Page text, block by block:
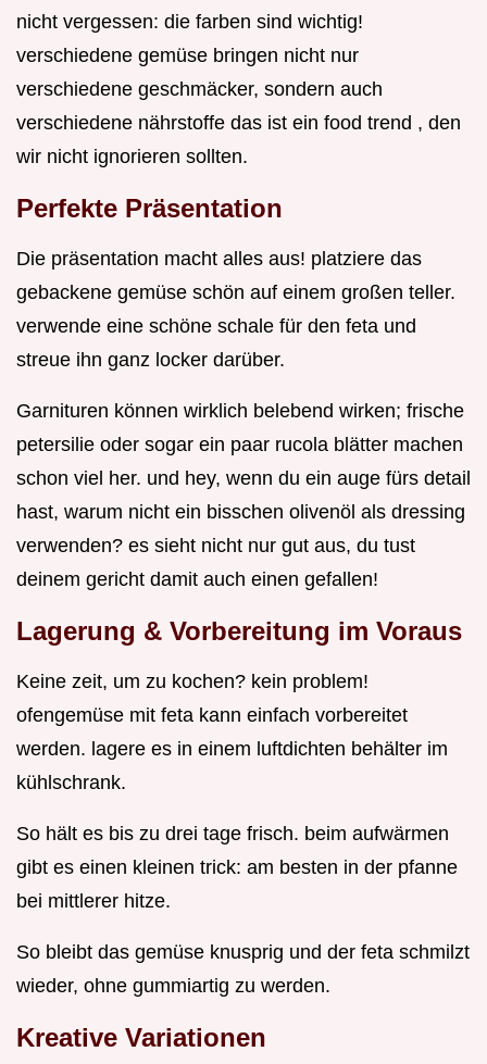
nicht vergessen: die farben sind wichtig!
verschiedene gemüse bringen nicht nur
verschiedene geschmäcker, sondern auch
verschiedene nährstoffe das ist ein food trend , den
wir nicht ignorieren sollten.
Perfekte Präsentation
Die präsentation macht alles aus! platziere das
gebackene gemüse schön auf einem großen teller.
verwende eine schöne schale für den feta und
streue ihn ganz locker darüber.
Garnituren können wirklich belebend wirken; frische
petersilie oder sogar ein paar rucola blätter machen
schon viel her. und hey, wenn du ein auge fürs detail
hast, warum nicht ein bisschen olivenöl als dressing
verwenden? es sieht nicht nur gut aus, du tust
deinem gericht damit auch einen gefallen!
Lagerung & Vorbereitung im Voraus
Keine zeit, um zu kochen? kein problem!
ofengemüse mit feta kann einfach vorbereitet
werden. lagere es in einem luftdichten behälter im
kühlschrank.
So hält es bis zu drei tage frisch. beim aufwärmen
gibt es einen kleinen trick: am besten in der pfanne
bei mittlerer hitze.
So bleibt das gemüse knusprig und der feta schmilzt
wieder, ohne gummiartig zu werden.
Kreative Variationen